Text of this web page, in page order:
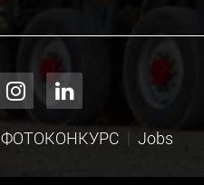
ФОТОКОНКУРС Jobs